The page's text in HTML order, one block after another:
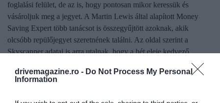
drivemagazine.ro - Do Not Process My Personal
Information
foglalási felület, de az is, hogy pontosan mikor keressük és
vásároljuk meg a jegyet. A Martin Lewis által alapított Money
Saving Expert több tanácsot is összegyűjtött azoknak, akik
olcsóbb repülőjegyet szeretnének találni. Az oldal szerint a
Skyscanner adatai is arra utalnak, hogy a hét eleje kedvező